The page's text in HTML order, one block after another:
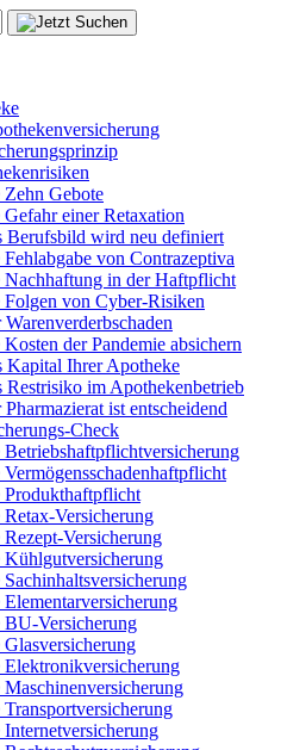
Gebote
einer Retaxation
Berufsbild wird neu definiert
von Contrazeptiva
Nachhaftung in der Haftpflicht
von Cyber-Risiken
Warenverderbschaden
der Pandemie absichern
Kapital Ihrer Apotheke
Restrisiko im Apothekenbetrieb
Pharmazierat ist entscheidend
Check
Produkthaftpflicht
Versicherung
Versicherung
Kühlgutversicherung
BU-Versicherung